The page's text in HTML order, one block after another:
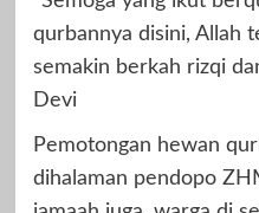
qurbannya disini, Allah
semakin berkah rizqi
Devi
Pemotongan hewan
dihalaman pendopo